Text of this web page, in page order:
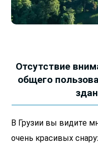
Отсутствие
общего
В Грузии вы видите
очень красивых